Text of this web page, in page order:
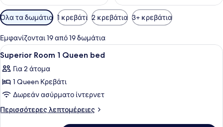
Διαθέσιμα
φίλτρα
για
τα
δωμάτια
Όλα τα δωμάτια 1 κρεβάτι 2 κρεβάτια 3+ κρεβάτια
Εμφανίζονται 19 από 19 δωμάτια
Προβολή
όλων
των
φωτογραφιών
για
Superior
Μίνι μπαρ, χρηματοκιβώτιο στο
3
Superior Room 1 Queen bed
Για 2 άτομα
1 Queen Κρεβάτι
Δωρεάν ασύρματο ίντερνετ
Περισσότερες λεπτομέρειες
Περισσότερες